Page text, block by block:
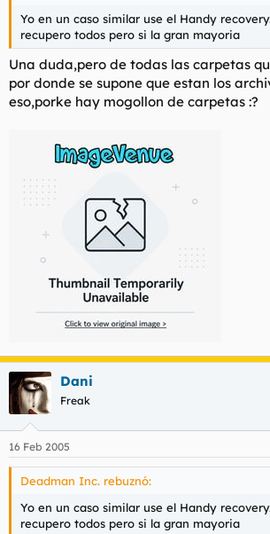
Yo en un caso similar use el Handy
recupero todos pero si la gran mayoria
Una duda,pero de todas las carpetas
por donde se supone que estan los
eso,porke hay mogollon de carpetas :?
Dani
Freak
16 Feb 2005
Deadman Inc. rebuznó:
Yo en un caso similar use el Handy
recupero todos pero si la gran mayoria